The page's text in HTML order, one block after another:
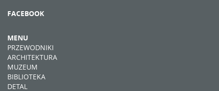
FACEBOOK
MENU
PRZEWODNIKI
ARCHITEKTURA
MUZEUM
BIBLIOTEKA
DETAL